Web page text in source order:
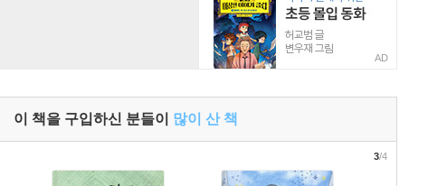
AD
이 책을 구입하신 분들이 많이 산 책
3/4